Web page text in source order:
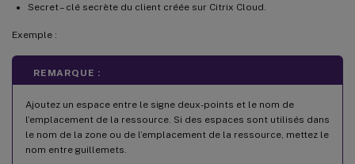
Secret – clé secrète du client créée sur Citrix Cloud.
Exemple :
REMARQUE :
Ajoutez un espace entre le signe deux-points et le nom de
l’emplacement de la ressource. Si des espaces sont utilisés dans
le nom de la zone ou de l’emplacement de la ressource, mettez le
nom entre guillemets.